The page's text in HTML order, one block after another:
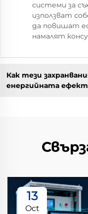
системи за
използват
да повишат
намалят
Как тези
енергийната
13
Oct